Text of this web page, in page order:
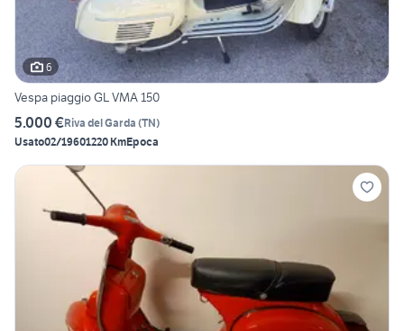
6
Vespa piaggio GL VMA 150
5.000 €Riva del Garda (TN)
Usato02/19601220 KmEpoca